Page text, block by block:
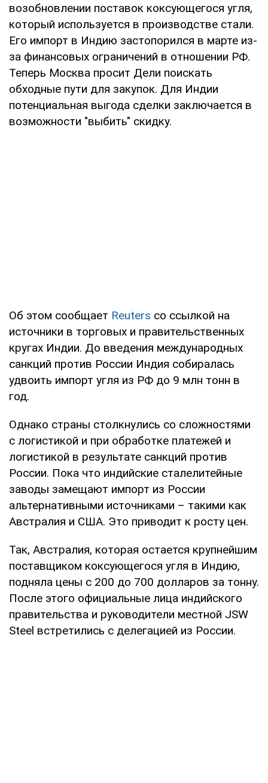
возобновлении поставок коксующегося угля,
который используется в производстве стали.
Его импорт в Индию застопорился в марте из-
за финансовых ограничений в отношении РФ.
Теперь Москва просит Дели поискать
обходные пути для закупок. Для Индии
потенциальная выгода сделки заключается в
возможности "выбить" скидку.
Об этом сообщает Reuters со ссылкой на
источники в торговых и правительственных
кругах Индии. До введения международных
санкций против России Индия собиралась
удвоить импорт угля из РФ до 9 млн тонн в
год.
Однако страны столкнулись со сложностями
с логистикой и при обработке платежей и
логистикой в ​​результате санкций против
России. Пока что индийские сталелитейные
заводы замещают импорт из России
альтернативными источниками – такими как
Австралия и США. Это приводит к росту цен.
Так, Австралия, которая остается крупнейшим
поставщиком коксующегося угля в Индию,
подняла цены с 200 до 700 долларов за тонну.
После этого официальные лица индийского
правительства и руководители местной JSW
Steel встретились с делегацией из России.